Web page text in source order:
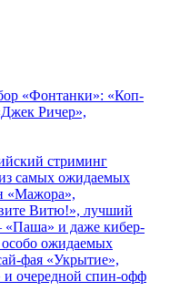
«Фонтанки»: «Коп-
Ричер»,
стриминг
самых ожидаемых
«Мажора»,
Витю!», лучший
«Паша» и даже кибер-
ожидаемых
фая «Укрытие»,
и очередной спин-офф